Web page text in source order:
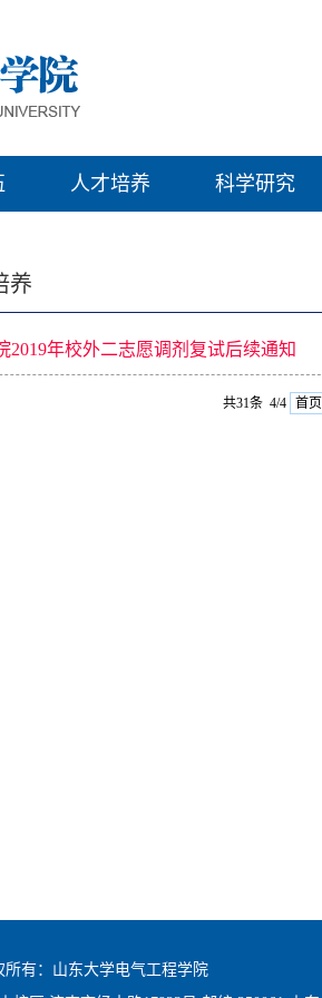
人才培养 科学研究
养
2019年校外二志愿调剂复试后续通知
共31条 4/4 首页
所有：山东大学电气工程学院